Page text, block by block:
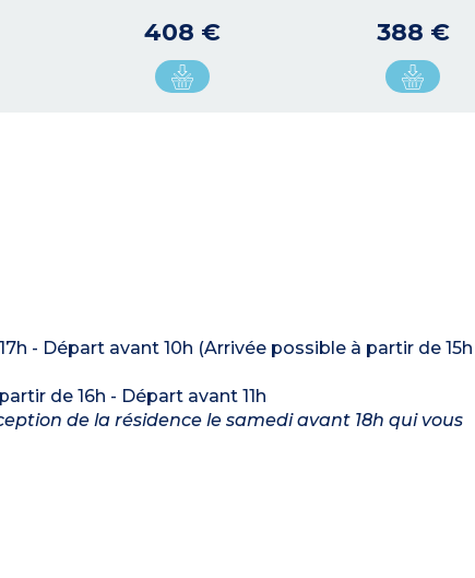
408 € 388 €
- Départ avant 10h (Arrivée possible à partir de
de 16h - Départ avant 11h
de la résidence le samedi avant 18h qui vous